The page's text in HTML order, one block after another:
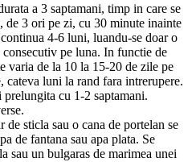
a 3 saptamani, timp in care se
de 3 ori pe zi, cu 30 minute inainte
4-6 luni, luandu-se doar o
pe luna. In functie de
varia de la 10 la 15-20 de zile pe
cateva luni la rand fara intrerupere.
cu 1-2 saptamani.
sticla sau o cana de portelan se
de fantana sau apa plata. Se
sau un bulgaras de marimea unei